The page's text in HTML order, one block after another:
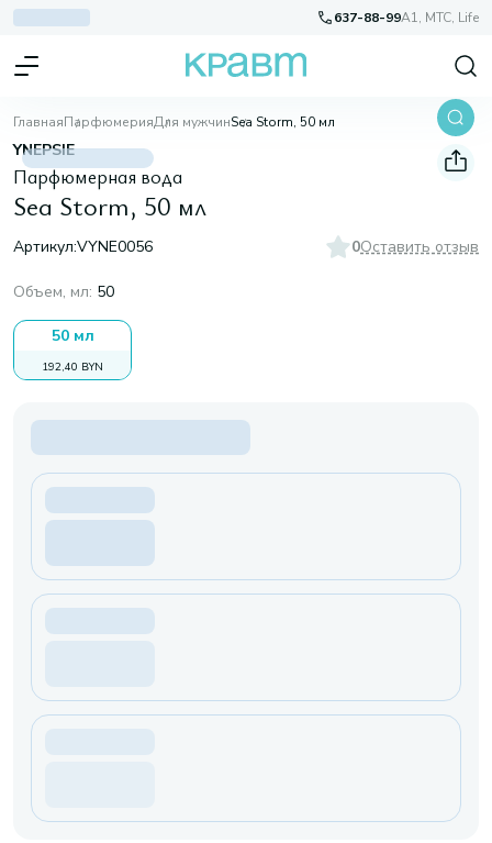
637-88-99A1, МТС, Life
ГлавнаяПарфюмерияДля мужчинSea Storm, 50 мл
YNEPSIE
Парфюмерная вода
Sea Storm, 50 мл
Артикул:VYNE0056 0Оставить отзыв
Объем, мл: 50
50 мл
192,40 BYN